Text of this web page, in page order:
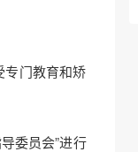
专门教育和矫
委员会”进行